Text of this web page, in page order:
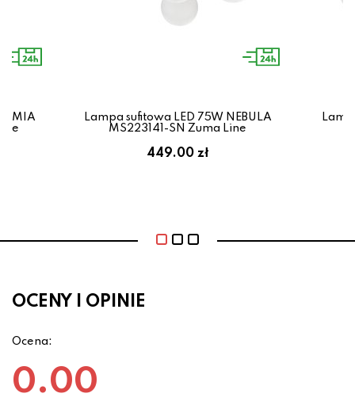
Lampa sufitowa LED 75W NEBULA
MS223141-SN Zuma Line
449.00 zł
OCENY I OPINIE
Ocena:
0.00